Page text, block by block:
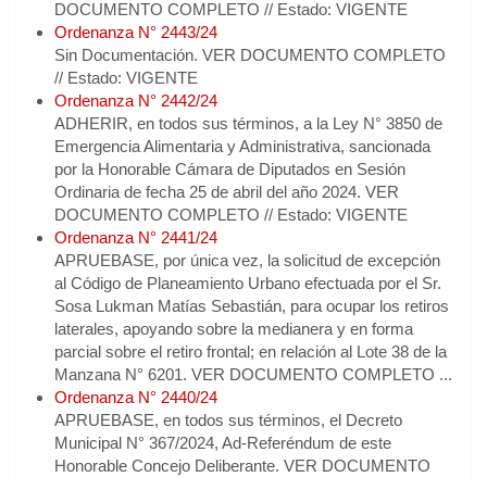
DOCUMENTO COMPLETO // Estado: VIGENTE
Ordenanza N° 2443/24
Sin Documentación. VER DOCUMENTO COMPLETO
// Estado: VIGENTE
Ordenanza N° 2442/24
ADHERIR, en todos sus términos, a la Ley N° 3850 de
Emergencia Alimentaria y Administrativa, sancionada
por la Honorable Cámara de Diputados en Sesión
Ordinaria de fecha 25 de abril del año 2024. VER
DOCUMENTO COMPLETO // Estado: VIGENTE
Ordenanza N° 2441/24
APRUEBASE, por única vez, la solicitud de excepción
al Código de Planeamiento Urbano efectuada por el Sr.
Sosa Lukman Matías Sebastián, para ocupar los retiros
laterales, apoyando sobre la medianera y en forma
parcial sobre el retiro frontal; en relación al Lote 38 de la
Manzana N° 6201. VER DOCUMENTO COMPLETO ...
Ordenanza N° 2440/24
APRUEBASE, en todos sus términos, el Decreto
Municipal N° 367/2024, Ad-Referéndum de este
Honorable Concejo Deliberante. VER DOCUMENTO